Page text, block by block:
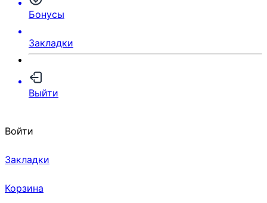
Бонусы
Закладки
Выйти
Войти
Закладки
Корзина